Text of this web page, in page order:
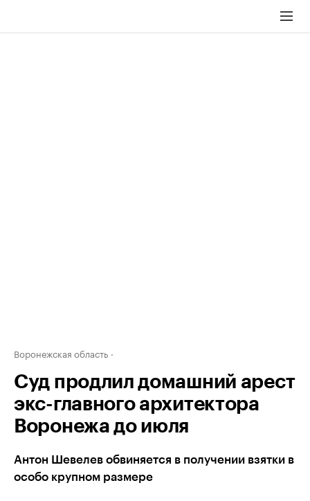
Воронежская область
Суд продлил домашний арест
экс-главного архитектора
Воронежа до июля
Антон Шевелев обвиняется в получении взятки в
особо крупном размере